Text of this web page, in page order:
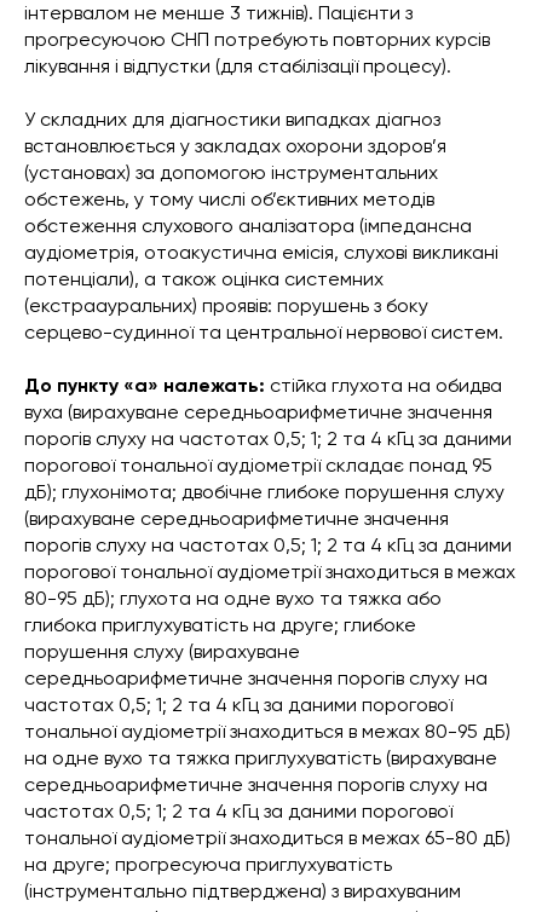
інтервалом не менше 3 тижнів). Пацієнти з
прогресуючою СНП потребують повторних курсів
лікування і відпустки (для стабілізації процесу).
У складних для діагностики випадках діагноз
встановлюється у закладах охорони здоров’я
(установах) за допомогою інструментальних
обстежень, у тому числі об’єктивних методів
обстеження слухового аналізатора (імпедансна
аудіометрія, отоакустична емісія, слухові викликані
потенціали), а також оцінка системних
(екстраауральних) проявів: порушень з боку
серцево-судинної та центральної нервової систем.
До пункту «а» належать: стійка глухота на обидва
вуха (вирахуване середньоарифметичне значення
порогів слуху на частотах 0,5; 1; 2 та 4 кГц за даними
порогової тональної аудіометрії складає понад 95
дБ); глухонімота; двобічне глибоке порушення слуху
(вирахуване середньоарифметичне значення
порогів слуху на частотах 0,5; 1; 2 та 4 кГц за даними
порогової тональної аудіометрії знаходиться в межах
80-95 дБ); глухота на одне вухо та тяжка або
глибока приглухуватість на друге; глибоке
порушення слуху (вирахуване
середньоарифметичне значення порогів слуху на
частотах 0,5; 1; 2 та 4 кГц за даними порогової
тональної аудіометрії знаходиться в межах 80-95 дБ)
на одне вухо та тяжка приглухуватість (вирахуване
середньоарифметичне значення порогів слуху на
частотах 0,5; 1; 2 та 4 кГц за даними порогової
тональної аудіометрії знаходиться в межах 65-80 дБ)
на друге; прогресуюча приглухуватість
(інструментально підтверджена) з вирахуваним